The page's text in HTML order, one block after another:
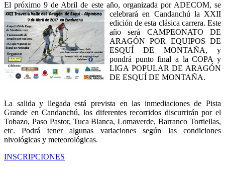
El próximo 9 de Abril de este año, organizada por ADECOM, se
celebrará en Candanchú la XXII
edición de esta clásica carrera. Este
año será CAMPEONATO DE
ARAGÓN POR EQUIPOS DE
ESQUÍ DE MONTAÑA, y
pondrá punto final a la COPA y
LIGA POPULAR DE ARAGÓN
DE ESQUÍ DE MONTAÑA.
La salida y llegada está prevista en las inmediaciones de Pista
Grande en Candanchú, los diferentes recorridos discurrirán por el
Tobazo, Paso Pastor, Tuca Blanca, Lomaverde, Barranco Tortiellas,
etc. Podrá tener algunas variaciones según las condiciones
nivológicas y meteorológicas.
INSCRIPCIONES